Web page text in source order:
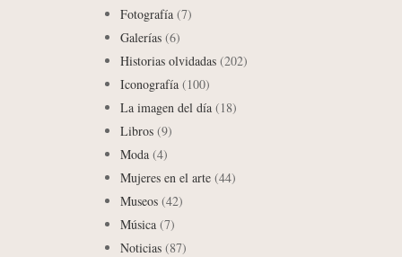
Fotografía(7)
Galerías(6)
Historias olvidadas(202)
Iconografía(100)
La imagen del día(18)
Libros(9)
Moda(4)
Mujeres en el arte(44)
Museos(42)
Música(7)
Noticias(87)